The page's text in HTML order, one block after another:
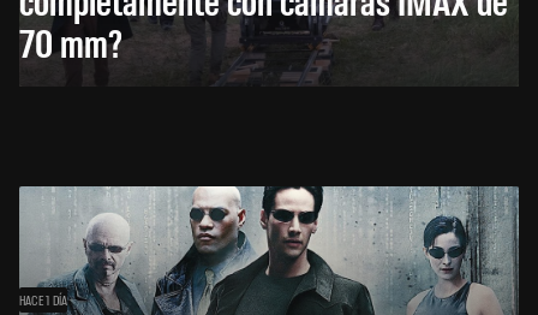
70 mm?
HACE 1 DÍA